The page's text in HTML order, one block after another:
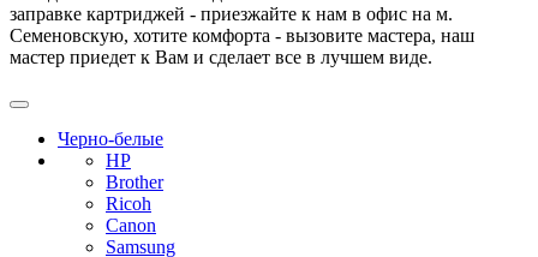
заправке картриджей - приезжайте к нам в офис на м.
Семеновскую, хотите комфорта - вызовите мастера, наш
мастер приедет к Вам и сделает все в лучшем виде.
Черно-белые
HP
Brother
Ricoh
Canon
Samsung